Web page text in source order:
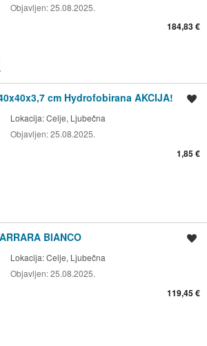
Objavljen:25.08.2025.
184,83 €
cm Hydrofobirana AKCIJA!
Lokacija:Celje, Ljubečna
Objavljen:25.08.2025.
1,85 €
BIANCO
Lokacija:Celje, Ljubečna
Objavljen:25.08.2025.
119,45 €